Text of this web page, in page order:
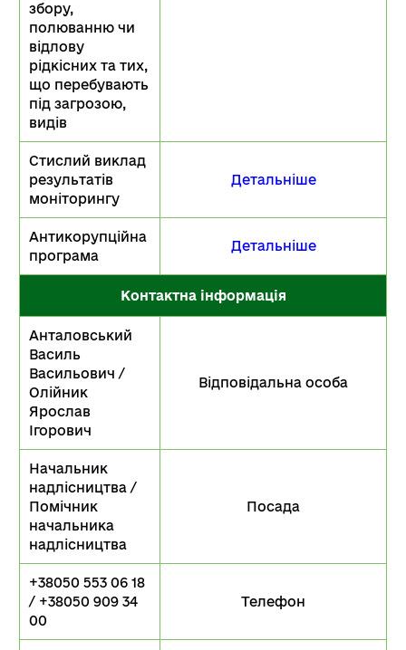
збору,
полюванню чи
відлову
рідкісних та тих,
що перебувають
під загрозою,
видів
Стислий виклад
результатів
моніторингу
Детальніше
Антикорупційна
програма
Детальніше
Контактна інформація
Анталовський
Василь
Васильович /
Олійник
Ярослав
Ігорович
Відповідальна особа
Начальник
надлісництва /
Помічник
начальника
надлісництва
Посада
+38050 553 06 18
/ +38050 909 34
00
Телефон